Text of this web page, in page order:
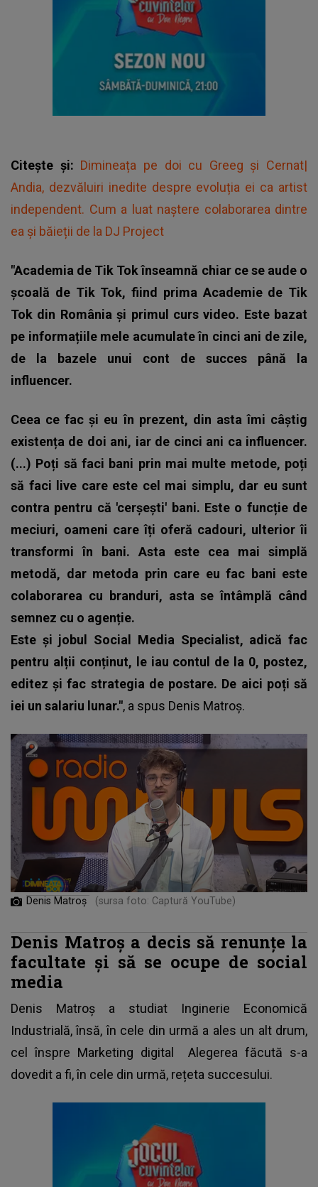
Citește și: Dimineața pe doi cu Greeg și Cernat|
Andia, dezvăluiri inedite despre evoluția ei ca artist
independent. Cum a luat naștere colaborarea dintre
ea și băieții de la DJ Project
"Academia de Tik Tok înseamnă chiar ce se aude o
școală de Tik Tok, fiind prima Academie de Tik
Tok din România și primul curs video. Este bazat
pe informațiile mele acumulate în cinci ani de zile,
de la bazele unui cont de succes până la
influencer.
Ceea ce fac și eu în prezent, din asta îmi câștig
existența de doi ani, iar de cinci ani ca influencer.
(...) Poți să faci bani prin mai multe metode, poți
să faci live care este cel mai simplu, dar eu sunt
contra pentru că 'cerșești' bani. Este o funcție de
meciuri, oameni care îți oferă cadouri, ulterior îi
transformi în bani. Asta este cea mai simplă
metodă, dar metoda prin care eu fac bani este
colaborarea cu branduri, asta se întâmplă când
semnez cu o agenție.
Este și jobul Social Media Specialist, adică fac
pentru alții conținut, le iau contul de la 0, postez,
editez și fac strategia de postare. De aici poți să
iei un salariu lunar.", a spus Denis Matroș.
Denis Matroș (sursa foto: Captură YouTube)
Denis Matroș a decis să renunțe la
facultate și să se ocupe de social
media
Denis Matroș a studiat Inginerie Economică
Industrială, însă, în cele din urmă a ales un alt drum,
cel înspre Marketing digital Alegerea făcută s-a
dovedit a fi, în cele din urmă, rețeta succesului.